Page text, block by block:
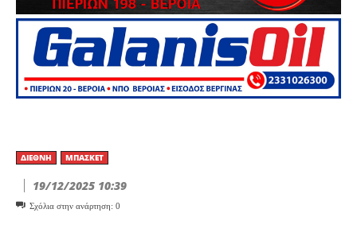
ΔΙΕΘΝΉ ΜΠΆΣΚΕΤ
19/12/2025 10:39
Σχόλια στην ανάρτηση: 0